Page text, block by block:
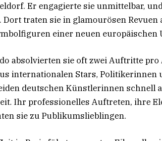
Er engagierte sie unmittelbar,
Dort traten sie in glamourösen
einer neuen
absolvierten sie oft zwei Auftritte
internationalen Stars,
deutschen Künstlerinnen schnell
Ihr professionelles Auftreten, ihre
sie zu Publikumslieblingen.